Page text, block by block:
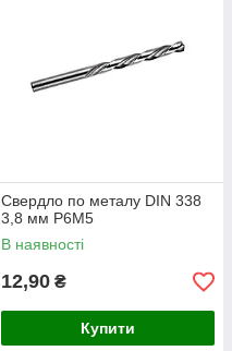
Свердло по металу DIN 338
3,8 мм P6M5
В наявності
12,90 ₴
Купити